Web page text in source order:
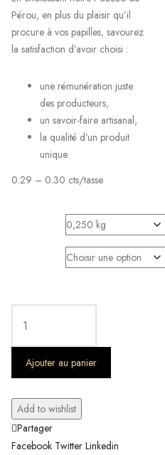
Pérou, en plus du plaisir qu’il
procure à vos papilles, savourez
la satisfaction d’avoir choisi :
une rémunération juste
des producteurs,
un savoir-faire artisanal,
la qualité d’un produit
unique.
0.29 – 0.30 cts/tasse
Ajouter au panier
Add to wishlist
Partager
Facebook Twitter Linkedin